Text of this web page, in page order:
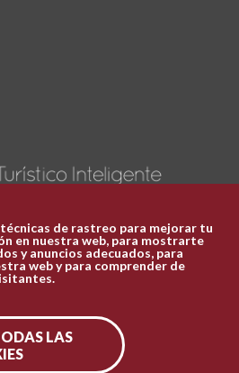
Plaza Mayor 1
969 241 051
ofi.turismo@cuenca.es
en las redes
de rastreo para mejorar tu
en nuestra web, para mostrarte
y anuncios adecuados, para
web y para comprender de
LAS